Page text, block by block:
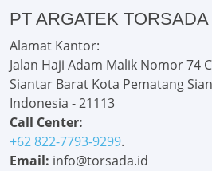
PT ARGATEK
Alamat Kantor:
Jalan Haji Adam Malik Nomor 74
Siantar Barat Kota Pematang
Indonesia - 21113
Call Center:
+62 822-7793-9299.
Email: info@torsada.id